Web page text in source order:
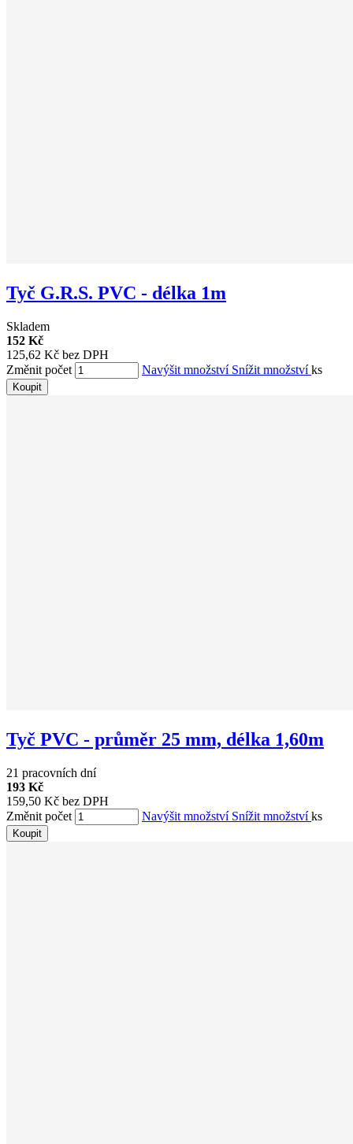
Tyč G.R.S. PVC - délka 1m
Skladem
152 Kč
125,62 Kč bez DPH
Změnit počet
Navýšit množství Snížit množstvíks
Koupit
Tyč PVC - průměr 25 mm, délka 1,60m
21 pracovních dní
193 Kč
159,50 Kč bez DPH
Změnit počet
Navýšit množství Snížit množstvíks
Koupit